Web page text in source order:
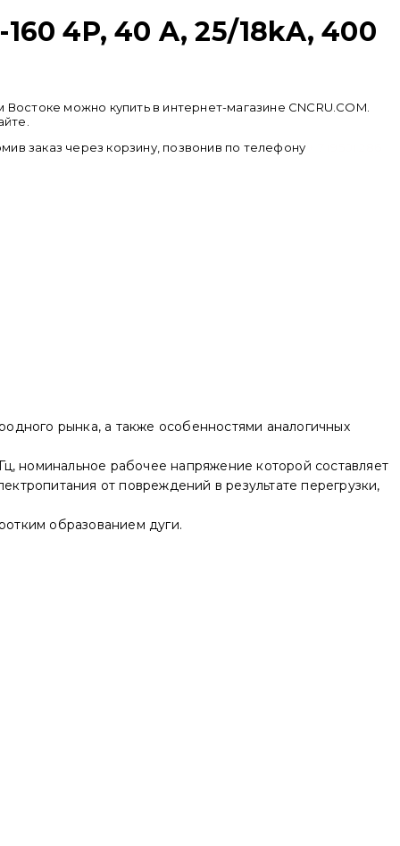
4P, 40 A, 25/18kA, 400
можно купить в интернет-магазине CNCRU.COM.
заказ через корзину, позвонив по телефону
рынка, а также особенностями аналогичных
номинальное рабочее напряжение которой составляет
от повреждений в результате перегрузки,
образованием дуги.